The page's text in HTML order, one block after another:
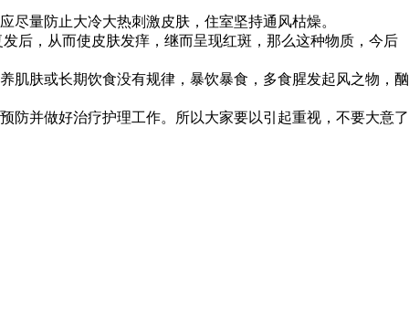
量防止大冷大热刺激皮肤，住室坚持通风枯燥。
后，从而使皮肤发痒，继而呈现红斑，那么这种物质，今后
肌肤或长期饮食没有规律，暴饮暴食，多食腥发起风之物，酗
防并做好治疗护理工作。所以大家要以引起重视，不要大意了